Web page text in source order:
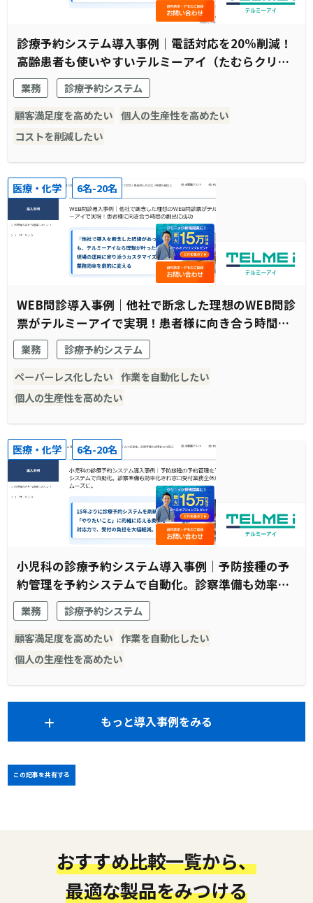
診療予約システム導入事例｜電話対応を20%削減！
高齢患者も使いやすいテルミーアイ（たむらクリニ
ック様）
業務
診療予約システム
顧客満足度を高めたい 個人の生産性を高めたい
コストを削減したい
医療・化学 6名-20名
WEB問診導入事例｜他社で断念した理想のWEB問診
票がテルミーアイで実現！患者様に向き合う時間の
創出に成功
業務
診療予約システム
ペーパーレス化したい 作業を自動化したい
個人の生産性を高めたい
医療・化学 6名-20名
小児科の診療予約システム導入事例｜予防接種の予
約管理を予約システムで自動化。診察準備も効率化
され窓口受付業務全体がスムーズに。
業務
診療予約システム
顧客満足度を高めたい 作業を自動化したい
個人の生産性を高めたい
もっと導入事例をみる
この記事を共有する
おすすめ比較一覧から、
最適な製品をみつける